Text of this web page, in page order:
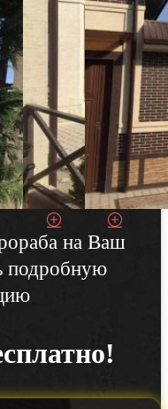
на Ваш
подробную